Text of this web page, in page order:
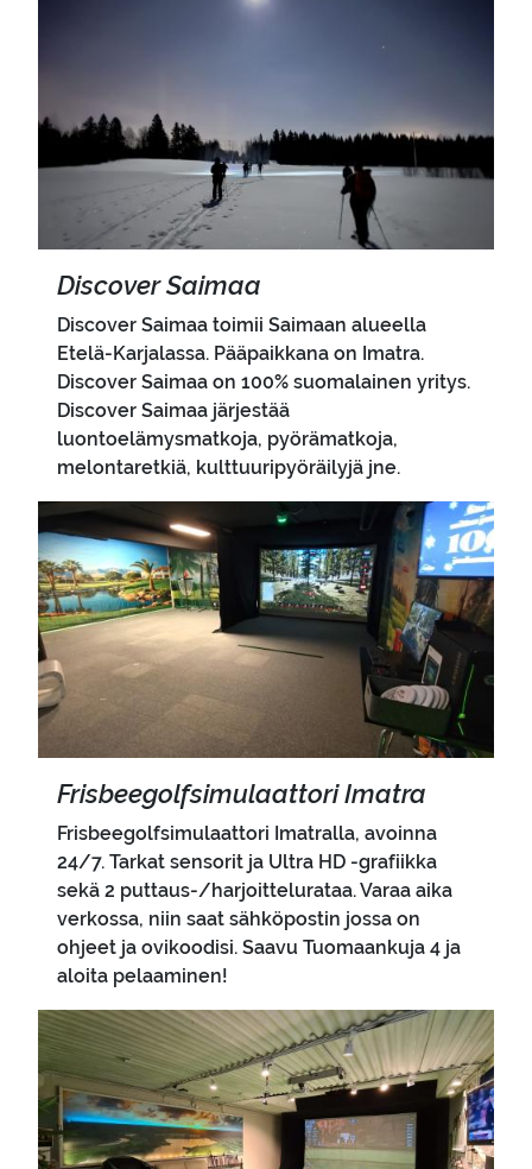
Disco­ver Sai­maa
Discover Saimaa toimii Saimaan alueella
Etelä-Karjalassa. Pääpaikkana on Imatra.
Discover Saimaa on 100% suomalainen yritys.
Discover Saimaa järjestää
luontoelämysmatkoja, pyörämatkoja,
melontaretkiä, kulttuuripyöräilyjä jne.
Pääkuva
Fris­bee­golf­si­mu­laat­to­ri Imat­ra
Frisbeegolfsimulaattori Imatralla, avoinna
24/7. Tarkat sensorit ja Ultra HD -grafiikka
sekä 2 puttaus-/harjoittelurataa. Varaa aika
verkossa, niin saat sähköpostin jossa on
ohjeet ja ovikoodisi. Saavu Tuomaankuja 4 ja
aloita pelaaminen!
Pääkuva